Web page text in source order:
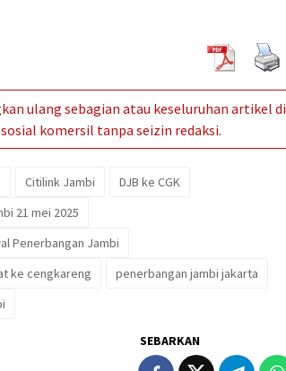
ulang sebagian atau keseluruhan artikel di
komersil tanpa seizin redaksi.
Citilink Jambi
DJB ke CGK
21 mei 2025
Penerbangan Jambi
ke cengkareng
penerbangan jambi jakarta
SEBARKAN